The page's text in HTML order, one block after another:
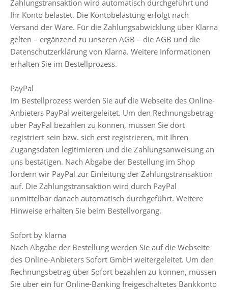
Zahlungstransaktion wird automatisch durchgeführt und
Ihr Konto belastet. Die Kontobelastung erfolgt nach
Versand der Ware. Für die Zahlungsabwicklung über Klarna
gelten – ergänzend zu unseren AGB – die AGB und die
Datenschutzerklärung von Klarna. Weitere Informationen
erhalten Sie im Bestellprozess.
PayPal
Im Bestellprozess werden Sie auf die Webseite des Online-
Anbieters PayPal weitergeleitet. Um den Rechnungsbetrag
über PayPal bezahlen zu können, müssen Sie dort
registriert sein bzw. sich erst registrieren, mit Ihren
Zugangsdaten legitimieren und die Zahlungsanweisung an
uns bestätigen. Nach Abgabe der Bestellung im Shop
fordern wir PayPal zur Einleitung der Zahlungstransaktion
auf. Die Zahlungstransaktion wird durch PayPal
unmittelbar danach automatisch durchgeführt. Weitere
Hinweise erhalten Sie beim Bestellvorgang.
Sofort by klarna
Nach Abgabe der Bestellung werden Sie auf die Webseite
des Online-Anbieters Sofort GmbH weitergeleitet. Um den
Rechnungsbetrag über Sofort bezahlen zu können, müssen
Sie über ein für Online-Banking freigeschaltetes Bankkonto